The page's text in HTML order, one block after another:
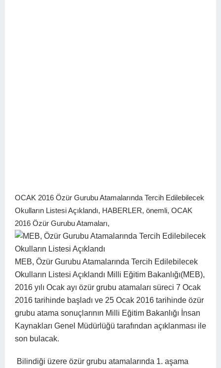
OCAK 2016 Özür Gurubu Atamalarında Tercih Edilebilecek
Okulların Listesi Açıklandı, HABERLER, önemli, OCAK
2016 Özür Gurubu Atamaları,
MEB, Özür Gurubu Atamalarında Tercih Edilebilecek
Okulların Listesi Açıklandı Milli Eğitim Bakanlığı(MEB),
2016 yılı Ocak ayı özür grubu atamaları süreci 7 Ocak
2016 tarihinde başladı ve 25 Ocak 2016 tarihinde özür
grubu atama sonuçlarının Milli Eğitim Bakanlığı İnsan
Kaynakları Genel Müdürlüğü tarafından açıklanması ile
son bulacak.
Bilindiği üzere özür grubu atamalarında 1. aşama